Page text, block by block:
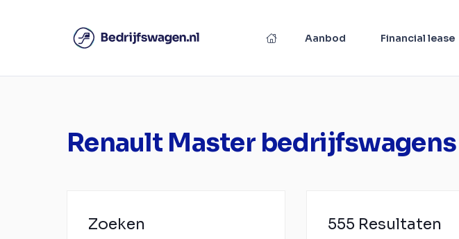
Aanbod Financial lease
Renault Master bedrijfswagens
Zoeken 555 Resultaten